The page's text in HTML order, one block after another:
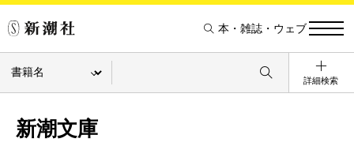
本・雑誌・ウェブ
詳細検索
新潮文庫